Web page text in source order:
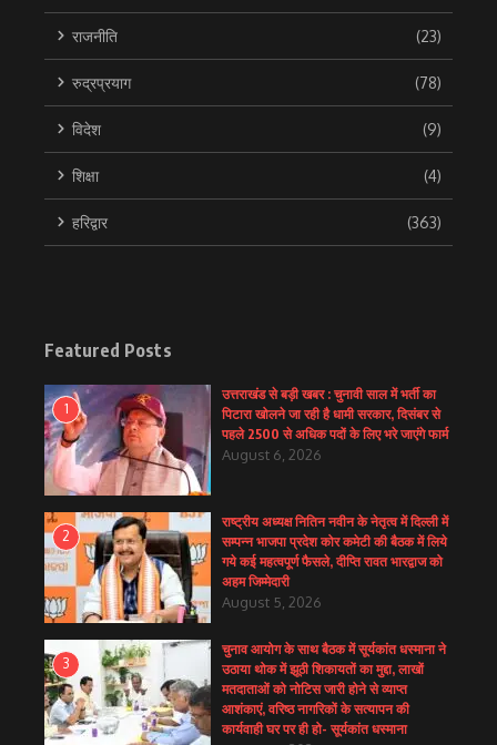
राजनीति (23)
रुद्रप्रयाग (78)
विदेश (9)
शिक्षा (4)
हरिद्वार (363)
Featured Posts
1
उत्तराखंड से बड़ी खबर : चुनावी साल में भर्ती का
पिटारा खोलने जा रही है धामी सरकार, दिसंबर से
पहले 2500 से अधिक पदों के लिए भरे जाएंगे फार्म
August 6, 2026
2
राष्ट्रीय अध्यक्ष नितिन नवीन के नेतृत्व में दिल्ली में
सम्पन्न भाजपा प्रदेश कोर कमेटी की बैठक में लिये
गये कई महत्वपूर्ण फैसले, दीप्ति रावत भारद्वाज को
अहम जिम्मेदारी
August 5, 2026
3
चुनाव आयोग के साथ बैठक में सूर्यकांत धस्माना ने
उठाया थोक में झूठी शिकायतों का मुद्दा, लाखों
मतदाताओं को नोटिस जारी होने से व्याप्त
आशंकाएं, वरिष्ठ नागरिकों के सत्यापन की
कार्यवाही घर पर ही हो- सूर्यकांत धस्माना